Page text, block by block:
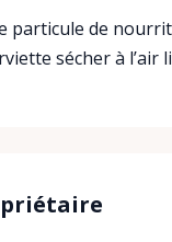
particule de
sécher à